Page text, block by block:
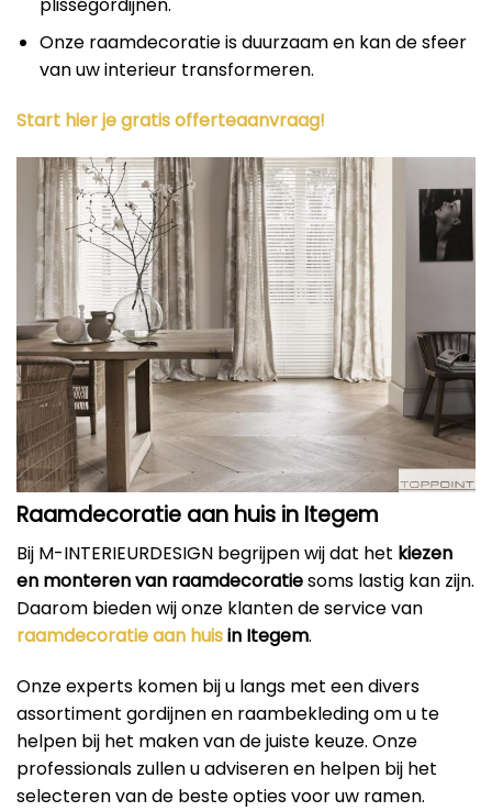
Onze raamdecoratie is duurzaam en kan de sfeer
van uw interieur transformeren.
Start hier je gratis offerteaanvraag!
Raamdecoratie aan huis in Itegem
Bij M-INTERIEURDESIGN begrijpen wij dat het kiezen
en monteren van raamdecoratiesoms lastig kan zijn.
Daarom bieden wij onze klanten de service van
raamdecoratie aan huisin Itegem.
Onze experts komen bij u langs met een divers
assortiment gordijnen en raambekleding om u te
helpen bij het maken van de juiste keuze. Onze
professionals zullen u adviseren en helpen bij het
selecteren van de beste opties voor uw ramen.